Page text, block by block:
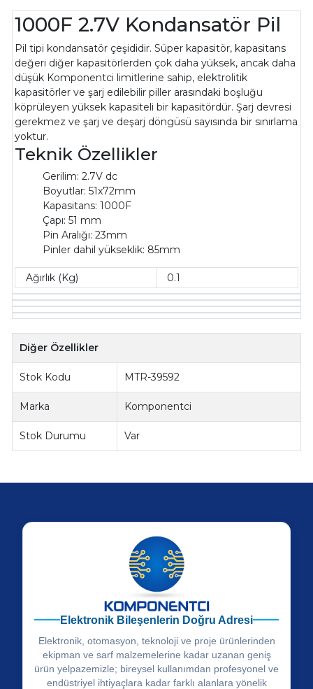
1000F 2.7V Kondansatör Pil
Pil tipi kondansatör çeşididir. Süper kapasitör, kapasitans
değeri diğer kapasitörlerden çok daha yüksek, ancak daha
düşük Komponentci limitlerine sahip, elektrolitik
kapasitörler ve şarj edilebilir piller arasındaki boşluğu
köprüleyen yüksek kapasiteli bir kapasitördür. Şarj devresi
gerekmez ve şarj ve deşarj döngüsü sayısında bir sınırlama
yoktur.
Teknik Özellikler
Gerilim: 2.7V dc
Boyutlar: 51x72mm
Kapasitans: 1000F
Çapı: 51 mm
Pin Aralığı: 23mm
Pinler dahil yükseklik: 85mm
Ağırlık (Kg) 0.1
Diğer Özellikler
Stok Kodu MTR-39592
Marka Komponentci
Stok Durumu Var
Elektronik Bileşenlerin Doğru Adresi
Elektronik, otomasyon, teknoloji ve proje ürünlerinden
ekipman ve sarf malzemelerine kadar uzanan geniş
ürün yelpazemizle; bireysel kullanımdan profesyonel ve
endüstriyel ihtiyaçlara kadar farklı alanlara yönelik